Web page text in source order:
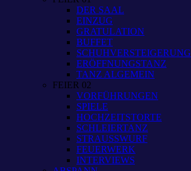
DER SAAL
EINZUG
GRATULATION
BUFFET
SCHUHVERSTEIGERUNG
ERÖFFNUNGSTANZ
TANZ ALGEMEIN
FEIER 02
VORFÜHRUNGEN
SPIELE
HOCHZEITSTORTE
SCHLEIERTANZ
STRAUSSWURF
FEUERWERK
INTERVIEWS